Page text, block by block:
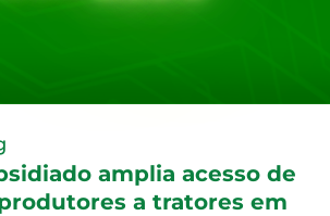
amplia acesso de
a tratores em